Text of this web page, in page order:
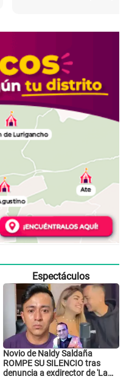
Espectáculos
Novio de Naldy Saldaña
ROMPE SU SILENCIO tras
denuncia a exdirector de 'La